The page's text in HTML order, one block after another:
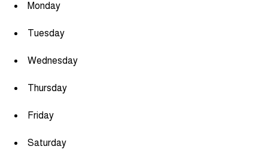
Monday
Tuesday
Wednesday
Thursday
Friday
Saturday